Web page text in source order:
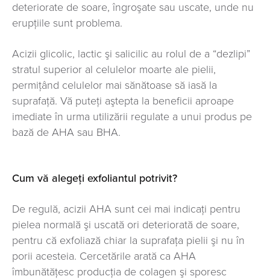
deteriorate de soare, îngroşate sau uscate, unde nu
erupţiile sunt problema.
Acizii glicolic, lactic şi salicilic au rolul de a “dezlipi”
stratul superior al celulelor moarte ale pielii,
permiţând celulelor mai sănătoase să iasă la
suprafaţă. Vă puteţi aştepta la beneficii aproape
imediate în urma utilizării regulate a unui produs pe
bază de AHA sau BHA.
Cum vă alegeţi exfoliantul potrivit?
De regulă, acizii AHA sunt cei mai indicaţi pentru
pielea normală şi uscată ori deteriorată de soare,
pentru că exfoliază chiar la suprafaţa pielii şi nu în
porii acesteia. Cercetările arată ca AHA
îmbunătăţesc producţia de colagen şi sporesc